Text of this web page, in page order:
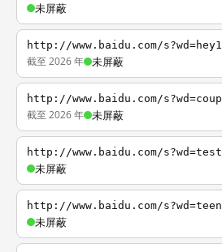
未屏蔽
http://www.baidu.com/s?wd=hey1
截至 2026 年 未屏蔽
http://www.baidu.com/s?wd=coup
截至 2026 年 未屏蔽
http://www.baidu.com/s?wd=test
未屏蔽
http://www.baidu.com/s?wd=teen
未屏蔽